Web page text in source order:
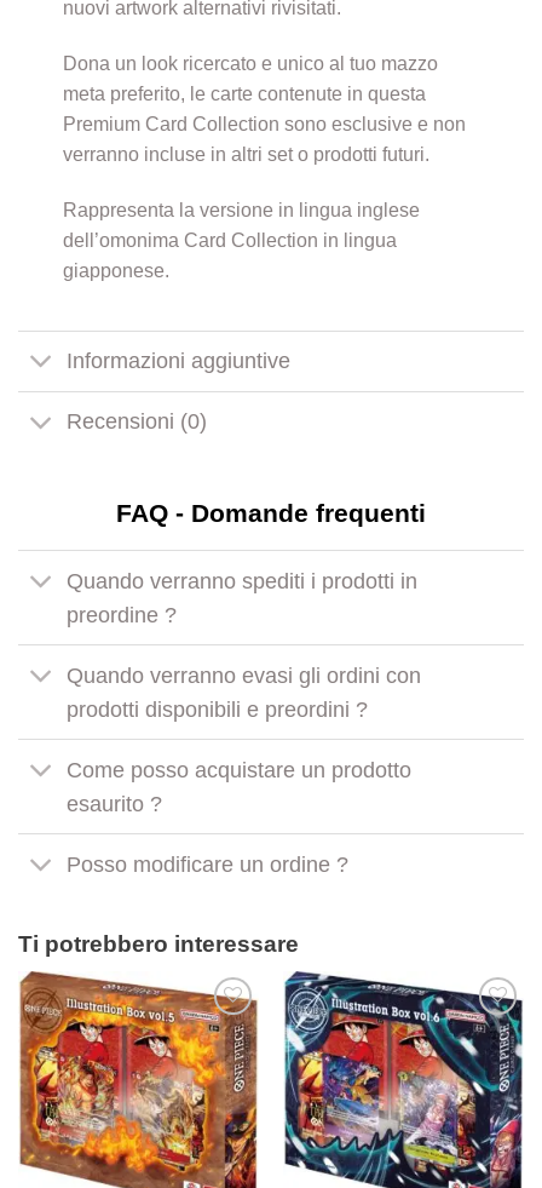
nuovi artwork alternativi rivisitati.
Dona un look ricercato e unico al tuo mazzo
meta preferito, le carte contenute in questa
Premium Card Collection sono esclusive e non
verranno incluse in altri set o prodotti futuri.
Rappresenta la versione in lingua inglese
dell’omonima Card Collection in lingua
giapponese.
Informazioni aggiuntive
Recensioni (0)
FAQ - Domande frequenti
Quando verranno spediti i prodotti in
preordine ?
Quando verranno evasi gli ordini con
prodotti disponibili e preordini ?
Come posso acquistare un prodotto
esaurito ?
Posso modificare un ordine ?
Ti potrebbero interessare
Aggiungi
alla lista
dei
desideri
Aggiungi
alla lista
dei
desideri